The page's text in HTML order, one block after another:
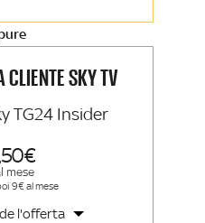
di Sky TG24
CLIENTE SKY TV
TG24 Insider
50
mese
9€ al mese
l'offerta